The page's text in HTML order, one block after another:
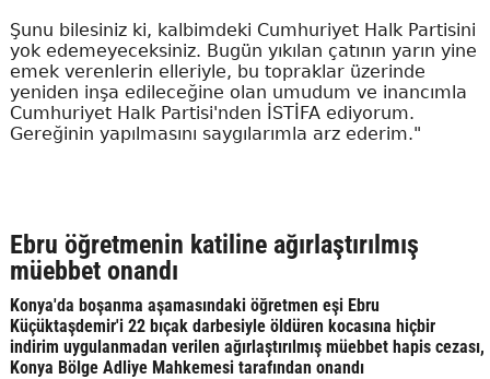
Şunu bilesiniz ki, kalbimdeki Cumhuriyet Halk Partisini
yok edemeyeceksiniz. Bugün yıkılan çatının yarın yine
emek verenlerin elleriyle, bu topraklar üzerinde
yeniden inşa edileceğine olan umudum ve inancımla
Cumhuriyet Halk Partisi'nden İSTİFA ediyorum.
Gereğinin yapılmasını saygılarımla arz ederim."
Ebru öğretmenin katiline ağırlaştırılmış
müebbet onandı
Konya'da boşanma aşamasındaki öğretmen eşi Ebru
Küçüktaşdemir'i 22 bıçak darbesiyle öldüren kocasına hiçbir
indirim uygulanmadan verilen ağırlaştırılmış müebbet hapis cezası,
Konya Bölge Adliye Mahkemesi tarafından onandı